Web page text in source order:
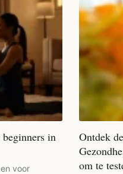
in
voor
Ontdek
om te